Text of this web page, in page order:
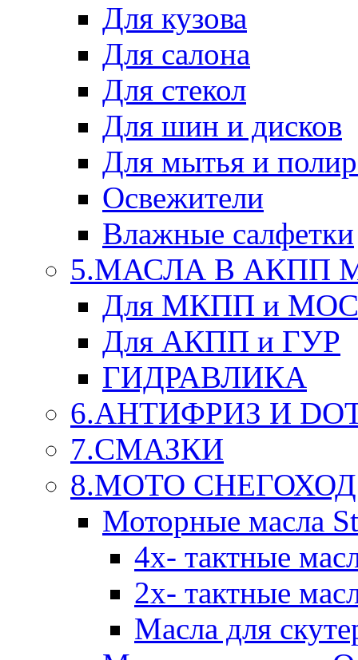
Для кузова
Для салона
Для стекол
Для шин и дисков
Для мытья и
Освежители
Влажные салфетки
5.МАСЛА В АКПП
Для МКПП и
Для АКПП и ГУР
ГИДРАВЛИКА
6.АНТИФРИЗ И
7.СМАЗКИ
8.МОТО
Моторные масла
4х- тактные
2х- тактные
Масла для